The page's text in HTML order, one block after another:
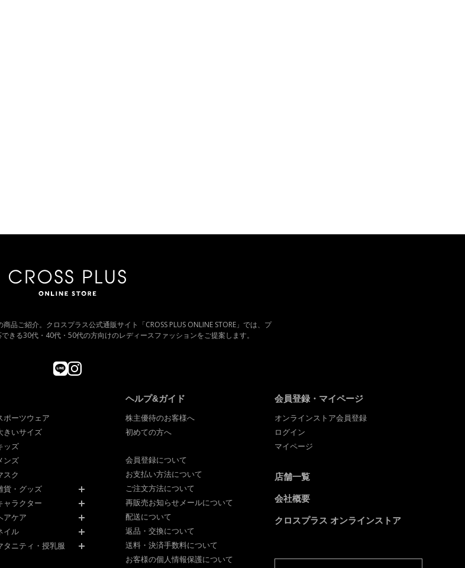
品ご紹介。クロスプラス公式通販サイト「CROSS PLUS ONLINE STORE」では、プ
きる30代・40代・50代の方向けのレディースファッションをご提案します。
ポーツウェア
きいサイズ
ッズ
ンズ
スク
貨・グッズ
ャラクター
アケア
イル
タニティ・授乳服
ヘルプ&ガイド
株主優待のお客様へ
初めての方へ
会員登録について
お支払い方法について
ご注文方法について
再販売お知らせメールについて
配送について
返品・交換について
送料・決済手数料について
お客様の個人情報保護について
会員登録・マイページ
オンラインストア会員登録
ログイン
マイページ
店舗一覧
会社概要
クロスプラス オンラインストア